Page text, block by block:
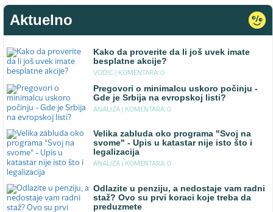
Aktuelno
Kako da proverite da li još uvek imate
besplatne akcije?
VODIC | KOMENTARA: 0
Pregovori o minimalcu uskoro počinju -
Gde je Srbija na evropskoj listi?
ANALIZA | KOMENTARA: 0
Velika zabluda oko programa "Svoj na
svome" - Upis u katastar nije isto što i
legalizacija
ANALIZA | KOMENTARA: 0
Odlazite u penziju, a nedostaje vam radni
staž? Ovo su prvi koraci koje treba da
preduzmete